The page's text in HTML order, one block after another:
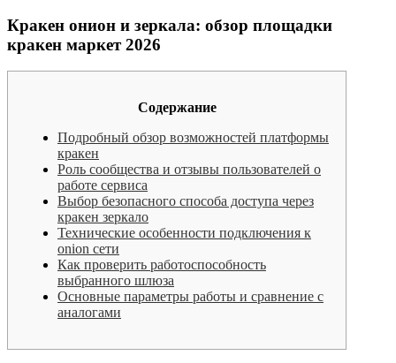
Кракен онион и зеркала: обзор площадки
кракен маркет 2026
Содержание
Подробный обзор возможностей платформы
кракен
Роль сообщества и отзывы пользователей о
работе сервиса
Выбор безопасного способа доступа через
кракен зеркало
Технические особенности подключения к
onion сети
Как проверить работоспособность
выбранного шлюза
Основные параметры работы и сравнение с
аналогами